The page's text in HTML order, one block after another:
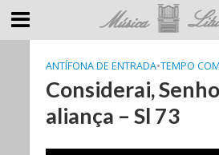
ANTÍFONA DE ENTRADA•TEMPO
Considerai,
aliança – Sl 73